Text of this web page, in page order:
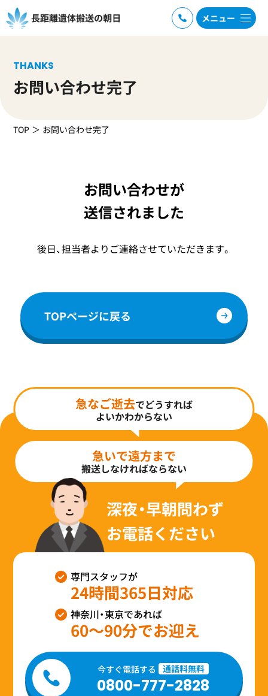
メニュー
THANKS
お問い合わせ完了
TOP お問い合わせ完了
お問い合わせが
送信されました
後日、担当者よりご連絡させていただきます。
TOPページに戻る
急なご逝去でどうすれば
よいかわからない
急いで遠方まで
搬送しなければならない
深夜・早朝問わず
お電話ください
専門スタッフが
24時間365日対応
神奈川・東京であれば
60～90分でお迎え
今すぐ電話する 通話料無料
0800-777-2828